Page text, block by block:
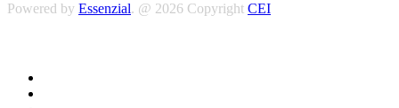
Powered by Essenzial. @ 2026 Copyright CEI